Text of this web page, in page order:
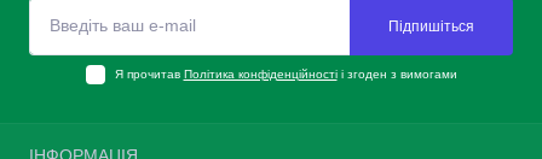
Підпишіться
Я прочитав Політика конфіденційностіі згоден з вимогами